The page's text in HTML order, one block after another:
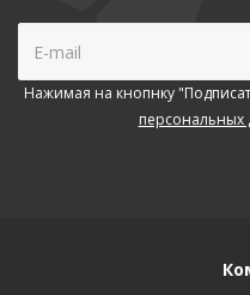
Нажимая на кнопнку
персональных